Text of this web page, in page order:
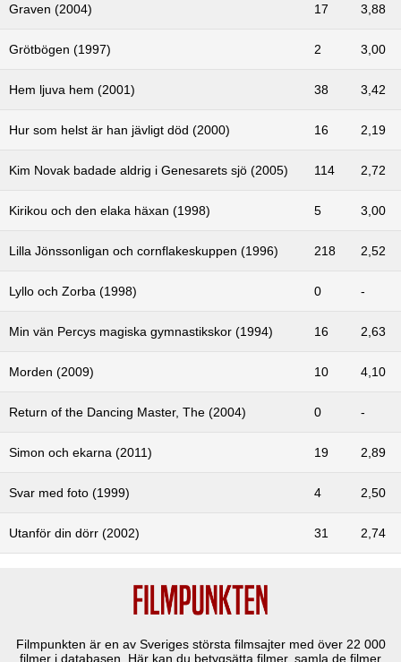
Graven (2004) 17 3,88
Grötbögen (1997) 2 3,00
Hem ljuva hem (2001) 38 3,42
Hur som helst är han jävligt död (2000) 16 2,19
Kim Novak badade aldrig i Genesarets sjö (2005) 114 2,72
Kirikou och den elaka häxan (1998) 5 3,00
Lilla Jönssonligan och cornflakeskuppen (1996) 218 2,52
Lyllo och Zorba (1998) 0 -
Min vän Percys magiska gymnastikskor (1994) 16 2,63
Morden (2009) 10 4,10
Return of the Dancing Master, The (2004) 0 -
Simon och ekarna (2011) 19 2,89
Svar med foto (1999) 4 2,50
Utanför din dörr (2002) 31 2,74
Filmpunkten är en av Sveriges största filmsajter med över 22 000
filmer i databasen. Här kan du betygsätta filmer, samla de filmer